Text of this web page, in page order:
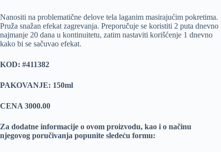
Nanositi na problematične delove tela laganim masirajućim pokretima.
Pruža snažan efekat zagrevanja. Preporučuje se koristiti 2 puta dnevno
najmanje 20 dana u kontinuitetu, zatim nastaviti korišćenje 1 dnevno
kako bi se sačuvao efekat.
KOD: #411382
PAKOVANJE: 150ml
CENA 3000.00
Za dodatne informacije o ovom proizvodu, kao i o načinu
njegovog poručivanja popunite sledeću formu: